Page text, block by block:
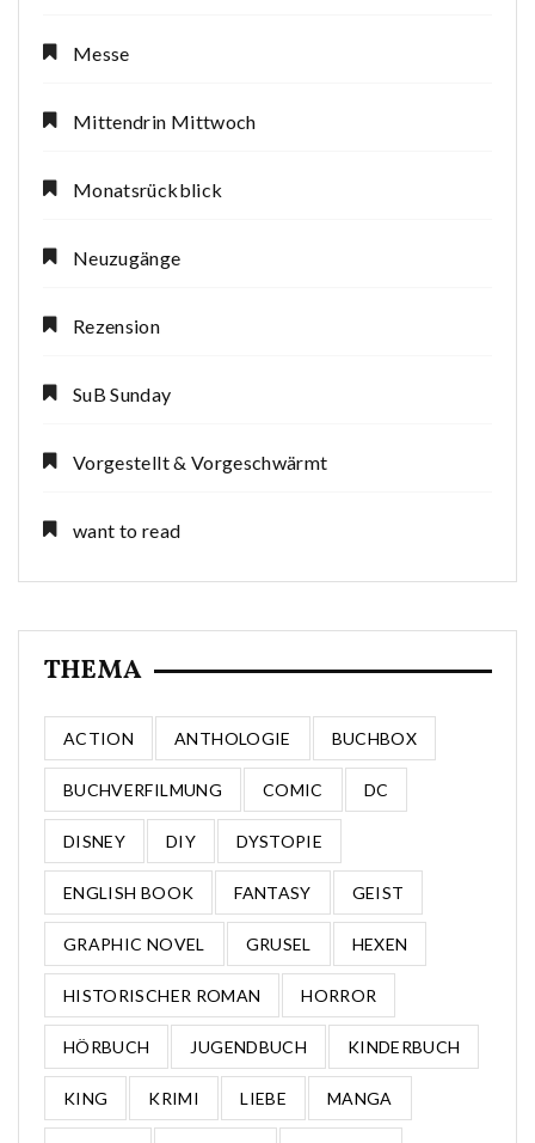
Messe
Mittendrin Mittwoch
Monatsrückblick
Neuzugänge
Rezension
SuB Sunday
Vorgestellt & Vorgeschwärmt
want to read
THEMA
ACTION ANTHOLOGIE BUCHBOX
BUCHVERFILMUNG COMIC DC
DISNEY DIY DYSTOPIE
ENGLISH BOOK FANTASY GEIST
GRAPHIC NOVEL GRUSEL HEXEN
HISTORISCHER ROMAN HORROR
HÖRBUCH JUGENDBUCH KINDERBUCH
KING KRIMI LIEBE MANGA